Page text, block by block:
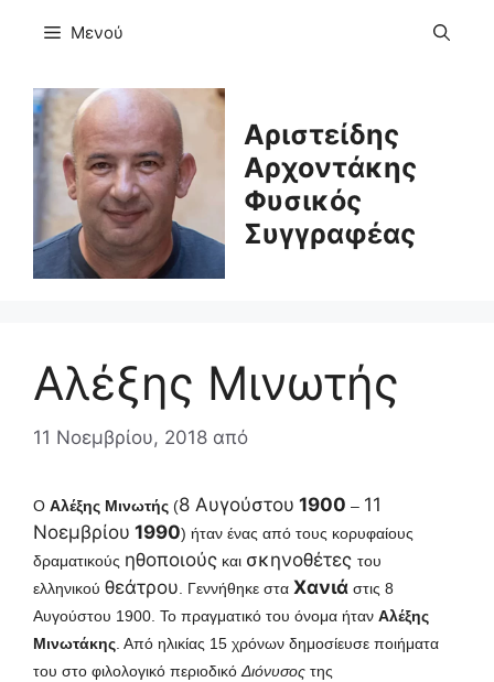
Μενού
Αριστείδης
Αρχοντάκης
Φυσικός
Συγγραφέας
Αλέξης Μινωτής
11 Νοεμβρίου, 2018 από
Ο Αλέξης Μινωτής (8 Αυγούστου 1900 – 11
Νοεμβρίου 1990) ήταν ένας από τους κορυφαίους
δραματικούς ηθοποιούς και σκηνοθέτες του
ελληνικού θεάτρου Γεννήθηκε στα Χανιά στις 8
Αυγούστου 1900. Το πραγματικό του όνομα ήταν Αλέξης
Μινωτάκης . Από ηλικίας 15 χρόνων δημοσίευσε ποιήματα
του στο φιλολογικό περιοδικό Διόνυσος της